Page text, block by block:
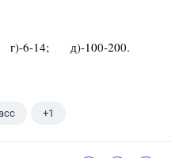
6-14; д)-100-200.
+1